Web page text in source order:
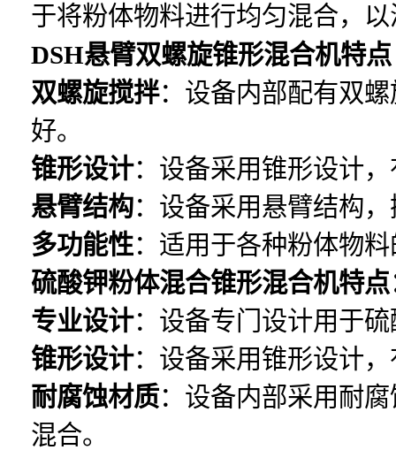
于将粉体物料进行均匀混合，
DSH悬臂双螺旋锥形混合机特
双螺旋搅拌：设备内部配有双
好。
锥形设计：设备采用锥形设计
悬臂结构：设备采用悬臂结构
多功能性：适用于各种粉体物
硫酸钾粉体混合锥形混合机特点
专业设计：设备专门设计用于
锥形设计：设备采用锥形设计
耐腐蚀材质：设备内部采用耐
混合。